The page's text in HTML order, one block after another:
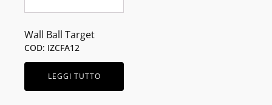
Wall Ball Target
COD: IZCFA12
LEGGI TUTTO